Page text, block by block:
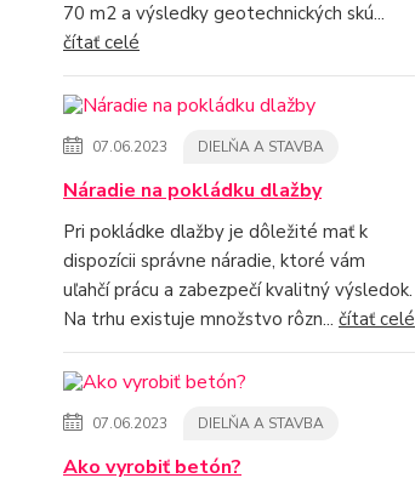
70 m2 a výsledky geotechnických skú...
čítať celé
07.06.2023 DIELŇA A STAVBA
Náradie na pokládku dlažby
Pri pokládke dlažby je dôležité mať k
dispozícii správne náradie, ktoré vám
uľahčí prácu a zabezpečí kvalitný výsledok.
Na trhu existuje množstvo rôzn... čítať celé
07.06.2023 DIELŇA A STAVBA
Ako vyrobiť betón?